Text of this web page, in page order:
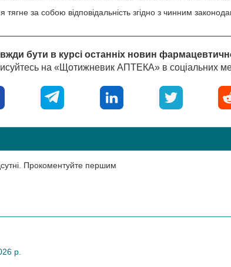
за собою відповідальність згідно з чинним
бути в курсі останніх новин
на «Щотижневик АПТЕКА» в соціальних
Прокоментуйте першим
р.